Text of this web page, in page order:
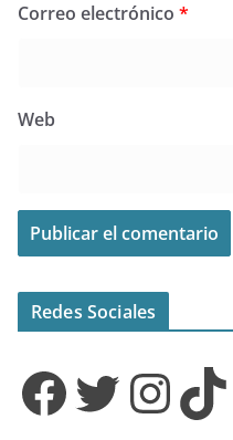
Correo electrónico *
Web
Redes Sociales
Facebook Twitter InstagramTikTok